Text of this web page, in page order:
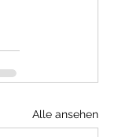
Alle ansehen